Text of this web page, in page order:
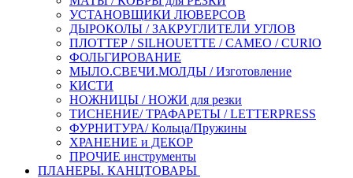
УСТАНОВЩИКИ ЛЮВЕРСОВ
ДЫРОКОЛЫ / ЗАКРУГЛИТЕЛИ УГЛОВ
ПЛОТТЕР / SILHOUETTE / CAMEO / CURIO
ФОЛЬГИРОВАНИЕ
МЫЛО.СВЕЧИ.МОЛДЫ / Изготовление
КИСТИ
НОЖНИЦЫ / НОЖИ для резки
ТИСНЕНИЕ/ ТРАФАРЕТЫ / LETTERPRESS
ФУРНИТУРА/ Кольца/Пружины
ХРАНЕНИЕ и ДЕКОР
ПРОЧИЕ инструменты
ПЛАНЕРЫ. КАНЦТОВАРЫ